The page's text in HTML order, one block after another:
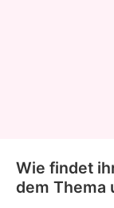
Wie findet
dem Thema